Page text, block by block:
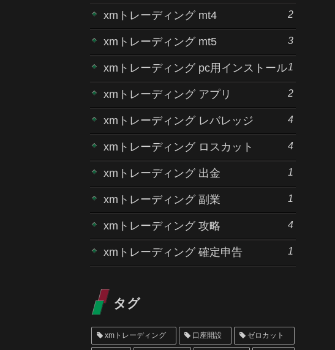
xmトレーディング mt4 2
xmトレーディング mt5 3
xmトレーディング pc用インストール1
xmトレーディング アプリ 2
xmトレーディング レバレッジ 4
xmトレーディング ロスカット 4
xmトレーディング 出金 1
xmトレーディング 副業 1
xmトレーディング 攻略 4
xmトレーディング 確定申告 1
タグ
xmトレーディング 口座開設 ゼロカット